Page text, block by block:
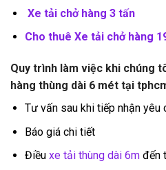
Xe tải chở hàng 3 tấn
Cho thuê Xe tải chở hàng
Quy trình làm việc khi chúng
hàng thùng dài 6 mét tại
Tư vấn sau khi tiếp nhận yêu
Báo giá chi tiết
Điều xe tải thùng dài 6mđến